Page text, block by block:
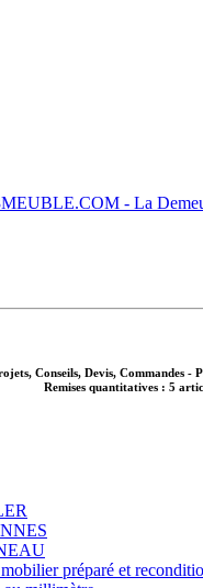
Conseils, Devis, Commandes
Remises quantitatives : 5
préparé et